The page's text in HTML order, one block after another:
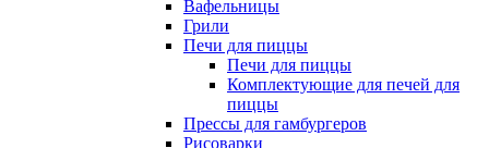
Вафельницы
Грили
Печи для пиццы
Печи для пиццы
Комплектующие для печей для
пиццы
Прессы для гамбургеров
Рисоварки